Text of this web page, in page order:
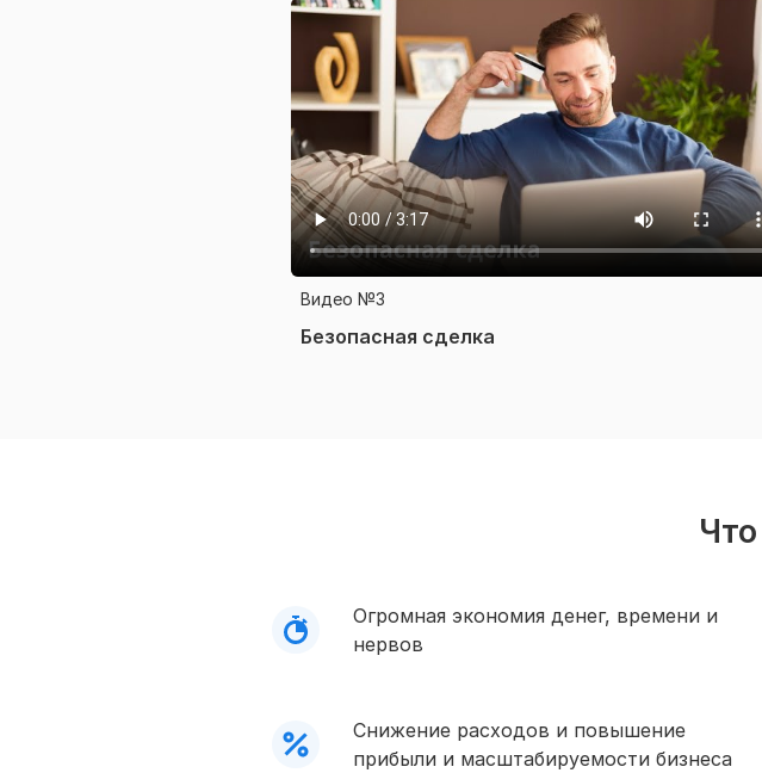
Видео №3
Безопасная сделка
Огромная экономия денег, времени и
нервов
Снижение расходов и повышение
прибыли и масштабируемости бизнеса